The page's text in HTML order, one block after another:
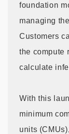
foundation
managing
Customers
the compute
calculate
With this
minimum
units